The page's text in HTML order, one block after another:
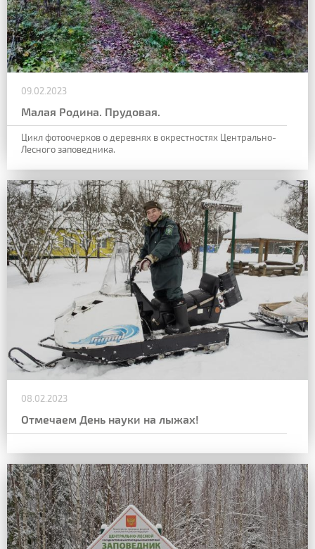
09.02.2023
Малая Родина. Прудовая.
Цикл фотоочерков о деревнях в окрестностях Центрально-
Лесного заповедника.
08.02.2023
Отмечаем День науки на лыжах!